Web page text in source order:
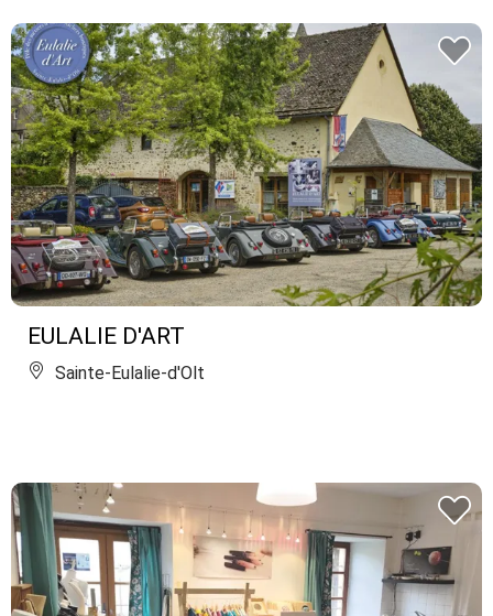
EULALIE D'ART
Sainte-Eulalie-d'Olt